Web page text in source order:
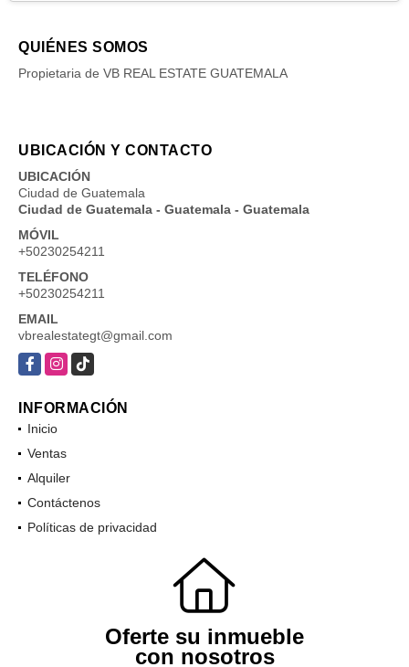
QUIÉNES SOMOS
Propietaria de VB REAL ESTATE GUATEMALA
UBICACIÓN Y CONTACTO
UBICACIÓN
Ciudad de Guatemala
Ciudad de Guatemala - Guatemala - Guatemala
MÓVIL
+50230254211
TELÉFONO
+50230254211
EMAIL
vbrealestategt@gmail.com
FacebookInstagram
TikTok
INFORMACIÓN
Inicio
Ventas
Alquiler
Contáctenos
Políticas de privacidad
Oferte su inmueble
con nosotros